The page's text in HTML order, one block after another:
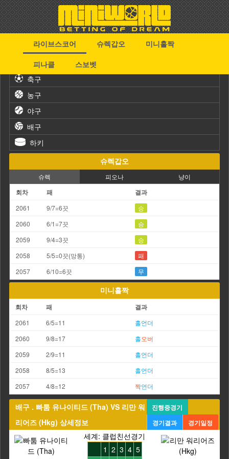
라이브스코어 슈렉갑오
미니홀짝
피나클
스보벳
축구
농구
야구
배구
하키
슈렉갑오
슈렉 피오나 냥이
회차 패 결과
2061 9/7=6끗
승
2060
6/1=7끗
승
2059
9/4=3끗
승
2058
5/5=0끗(망통)
패
2057
6/10=6끗 무
미니홀짝
회차 패 결과
2061 6/5=11 홀언더
2060
9/8=17 홀오버
2059
2/9=11 홀언더
2058
8/5=13 홀언더
2057
4/8=12 짝언더
배구 . 빠툼 유나이티드 (Tha) VS 리만 워
리어즈 (Hkg) 상세정보
진행중경기
경기결과
경기일정
세계: 클럽친선경기
1 2 3 4 5